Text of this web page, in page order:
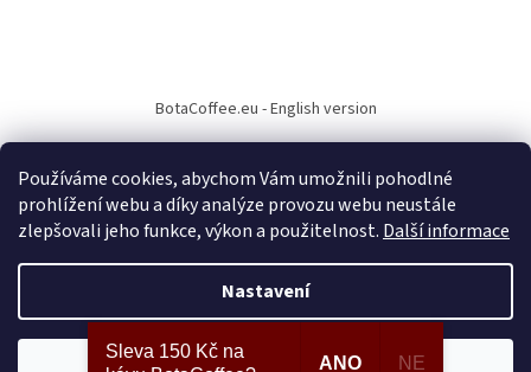
Používáme cookies, abychom Vám umožnili pohodlné
prohlížení webu a díky analýze provozu webu neustále
zlepšovali jeho funkce, výkon a použitelnost. Další informace
Nastavení
BotaCoffee.eu - English version
Copyright 2026BotaCoffee.cz . Všechna práva vyhrazena.Upravit
Sleva 150 Kč na
ANO NE